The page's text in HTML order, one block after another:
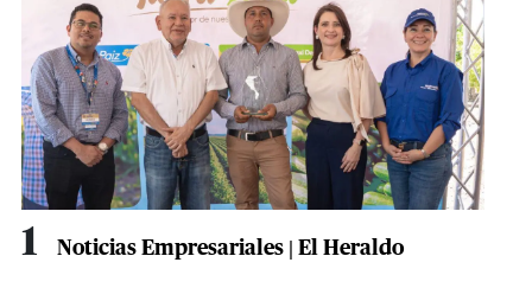
1 Noticias Empresariales | El Heraldo